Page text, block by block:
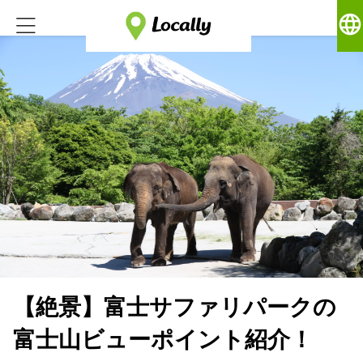
language
【絶景】富士サファリパークの
富士山ビューポイント紹介！